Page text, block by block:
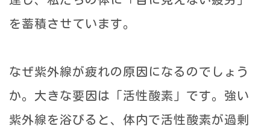
を蓄積させています。
なぜ紫外線が疲れの原因になるのでしょう
か。大きな要因は「活性酸素」です。強い
紫外線を浴びると、体内で活性酸素が過剰